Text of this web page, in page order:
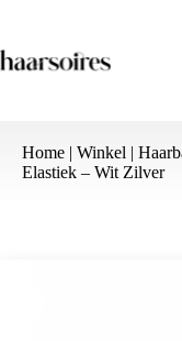
de
inhoud
Home | Winkel |
Elastiek – Wit Zilver